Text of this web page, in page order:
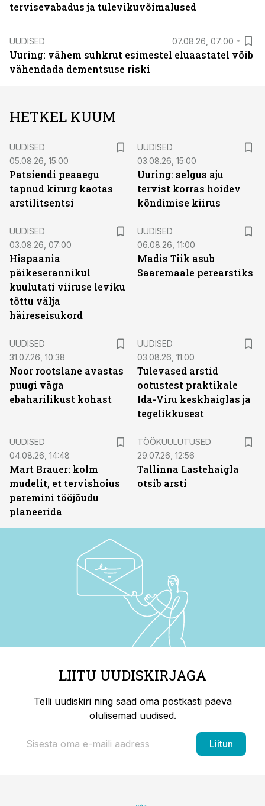
tervisevabadus ja tulevikuvõimalused
UUDISED 07.08.26, 07:00
Uuring: vähem suhkrut esimestel eluaastatel võib
vähendada dementsuse riski
HETKEL KUUM
UUDISED
05.08.26, 15:00
Patsiendi peaaegu
tapnud kirurg kaotas
arstilitsentsi
UUDISED
03.08.26, 15:00
Uuring: selgus aju
tervist korras hoidev
kõndimise kiirus
UUDISED
03.08.26, 07:00
Hispaania
päikeserannikul
kuulutati viiruse leviku
tõttu välja
häireseisukord
UUDISED
06.08.26, 11:00
Madis Tiik asub
Saaremaale perearstiks
UUDISED
31.07.26, 10:38
Noor rootslane avastas
puugi väga
ebaharilikust kohast
UUDISED
03.08.26, 11:00
Tulevased arstid
ootustest praktikale
Ida-Viru keskhaiglas ja
tegelikkusest
UUDISED
04.08.26, 14:48
Mart Brauer: kolm
mudelit, et tervishoius
paremini tööjõudu
planeerida
TÖÖKUULUTUSED
29.07.26, 12:56
Tallinna Lastehaigla
otsib arsti
LIITU UUDISKIRJAGA
Telli uudiskiri ning saad oma postkasti päeva
olulisemad uudised.
Liitun